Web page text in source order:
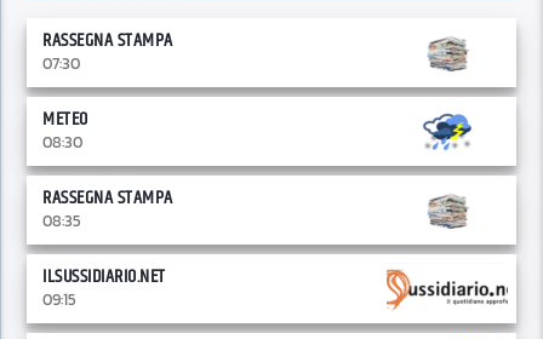
RASSEGNA STAMPA
07:30
METEO
08:30
RASSEGNA STAMPA
08:35
ILSUSSIDIARIO.NET
09:15